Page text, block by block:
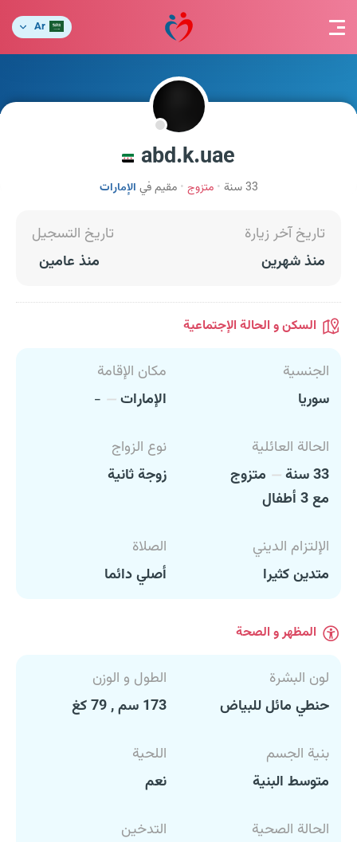
Ar
abd.k.uae
33 سنة متزوج مقيم في الإمارات
تاريخ آخر زيارة
منذ شهرين
تاريخ التسجيل
منذ عامين
السكن و الحالة الإجتماعية
الجنسية
سوريا
مكان الإقامة
الإمارات
-
الحالة العائلية
33 سنة
متزوج
مع 3 أطفال
نوع الزواج
زوجة ثانية
الإلتزام الديني
متدين كثيرا
الصلاة
أصلي دائما
المظهر و الصحة
لون البشرة
حنطي مائل للبياض
الطول و الوزن
173 سم , 79 كغ
بنية الجسم
متوسط البنية
اللحية
نعم
الحالة الصحية
التدخين